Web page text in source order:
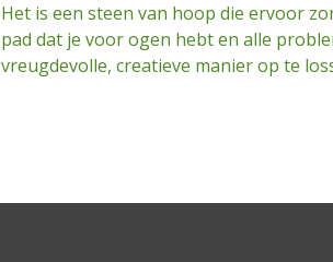
Het is een steen van hoop die ervoor
pad dat je voor ogen hebt en alle
vreugdevolle, creatieve manier op te